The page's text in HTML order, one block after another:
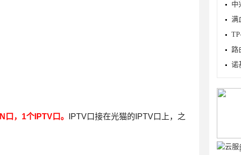
，1个IPTV口。
IPTV口接在光猫的IPTV口上，之